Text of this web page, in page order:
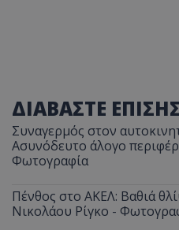
ΔΙΑΒΑΣΤΕ
Συναγερμός στον
Ασυνόδευτο άλογο
Φωτογραφία
Πένθος στο ΑΚΕΛ: Βαθιά
Νικολάου Ρίγκο -